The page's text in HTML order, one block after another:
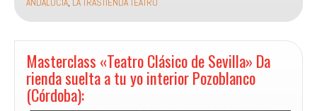
entrega
sus
Premios
Andaluces
del
Teatro
Amateur
ANDALUCIA, LA TRASTIENDA TEATRO
Masterclass «Teatro Clásico de Sevilla» Da
rienda suelta a tu yo interior Pozoblanco
(Córdoba):